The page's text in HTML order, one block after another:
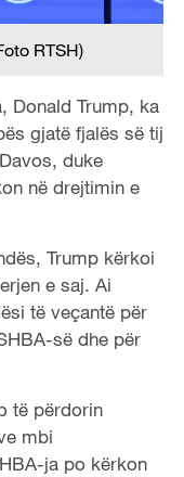
RTSH)
Donald Trump, ka
gjatë fjalës së tij
duke
në drejtimin e
Trump kërkoi
e saj. Ai
të veçantë për
së dhe për
të përdorin
mbi
ja po kërkon